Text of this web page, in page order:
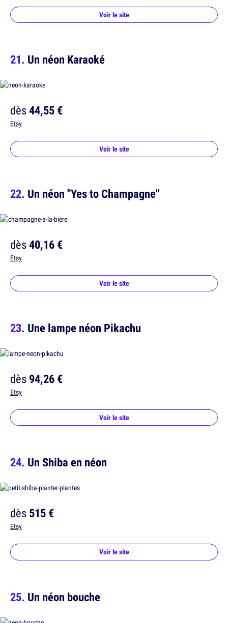
Voir le site
Un néon Karaoké
dès44,55 €
Etsy
Voir le site
Un néon "Yes to Champagne"
dès40,16 €
Etsy
Voir le site
Une lampe néon Pikachu
dès94,26 €
Etsy
Voir le site
Un Shiba en néon
dès515 €
Etsy
Voir le site
Un néon bouche